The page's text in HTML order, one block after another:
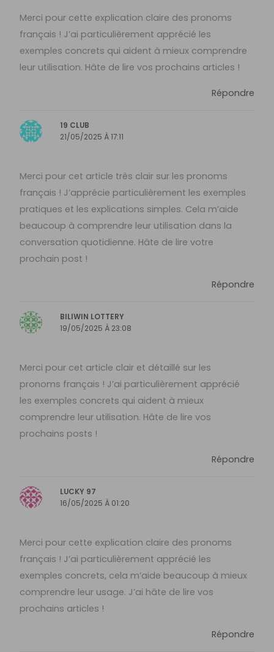
Merci pour cette explication claire des pronoms
français ! J’ai particulièrement apprécié les
exemples concrets qui aident à mieux comprendre
leur utilisation. Hâte de lire vos prochains articles !
Répondre
19 CLUB
21/05/2025 À 17:11
Merci pour cet article très clair sur les pronoms
français ! J’apprécie particulièrement les exemples
pratiques et les explications simples. Cela m’aide
beaucoup à comprendre leur utilisation dans la
conversation quotidienne. Hâte de lire votre
prochain post !
Répondre
BILIWIN LOTTERY
19/05/2025 À 23:08
Merci pour cet article clair et détaillé sur les
pronoms français ! J’ai particulièrement apprécié
les exemples concrets qui aident à mieux
comprendre leur utilisation. Hâte de lire vos
prochains posts !
Répondre
LUCKY 97
16/05/2025 À 01:20
Merci pour cette explication claire des pronoms
français ! J’ai particulièrement apprécié les
exemples concrets, cela m’aide beaucoup à mieux
comprendre leur usage. J’ai hâte de lire vos
prochains articles !
Répondre